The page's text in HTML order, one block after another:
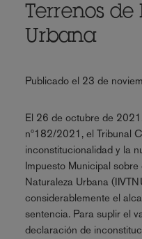
Terrenos
Urbana
Publicado el 23 de
El 26 de octubre de
nº182/2021, el Tribunal
inconstitucionalidad y la
Impuesto Municipal
Naturaleza Urbana
considerablemente el
sentencia. Para suplir el
declaración de